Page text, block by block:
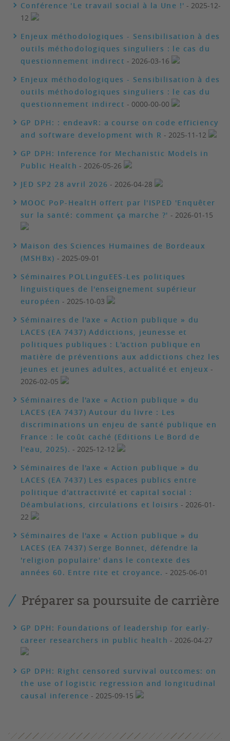
Conférence 'Le travail social à la Une !' - 2025-12-
12
Enjeux méthodologiques - Sensibilisation à des
outils méthodologiques singuliers : le cas du
questionnement indirect - 2026-03-16
Enjeux méthodologiques - Sensibilisation à des
outils méthodologiques singuliers : le cas du
questionnement indirect - 0000-00-00
GP DPH: : endeavR: a course on code efficiency
and software development with R - 2025-11-12
GP DPH: Inference for Mechanistic Models in
Public Health - 2026-05-26
JED SP2 28 avril 2026 - 2026-04-28
MOOC PoP-HealtH offert par l'ISPED 'Enquêter
sur la santé: comment ça marche ?' - 2026-01-15
Maison des Sciences Humaines de Bordeaux
(MSHBx) - 2025-09-01
Séminaires POLLinguEES-Les politiques
linguistiques de l'enseignement supérieur
européen - 2025-10-03
Séminaires de l'axe « Action publique » du
LACES (EA 7437) Addictions, jeunesse et
politiques publiques : L'action publique en
matière de préventions aux addictions chez les
jeunes et jeunes adultes, actualité et enjeux -
2026-02-05
Séminaires de l'axe « Action publique » du
LACES (EA 7437) Autour du livre : Les
discriminations un enjeu de santé publique en
France : le coût caché (Editions Le Bord de
l'eau, 2025). - 2025-12-12
Séminaires de l'axe « Action publique » du
LACES (EA 7437) Les espaces publics entre
politique d'attractivité et capital social :
Déambulations, circulations et loisirs - 2026-01-
22
Séminaires de l'axe « Action publique » du
LACES (EA 7437) Serge Bonnet, défendre la
'religion populaire' dans le contexte des
années 60. Entre rite et croyance. - 2025-06-01
Préparer sa poursuite de carrière
GP DPH: Foundations of leadership for early-
career researchers in public health - 2026-04-27
GP DPH: Right censored survival outcomes: on
the use of logistic regression and longitudinal
causal inference - 2025-09-15